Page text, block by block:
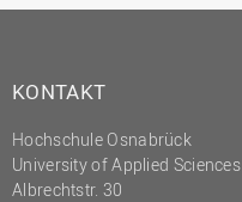
KONTAKT
Hochschule Osnabrück
University of Applied Sciences
Albrechtstr. 30